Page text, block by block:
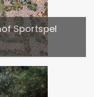
Sportspel